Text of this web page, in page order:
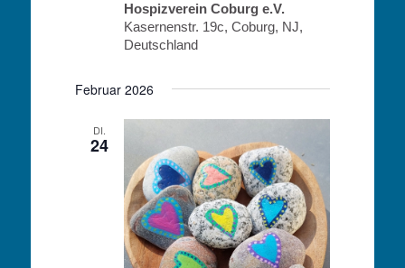
Hospizverein Coburg e.V.
Kasernenstr. 19c, Coburg, NJ,
Deutschland
Februar 2026
DI.
24